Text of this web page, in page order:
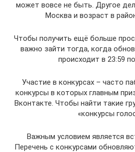
может вовсе не быть. Другое
Москва и возраст в
Чтобы получить ещё больше
важно зайти тогда, когда
происходит в 23:59
Участие в конкурсах – часто
конкурсы в которых главным
Вконтакте. Чтобы найти такие
«конкурсы
Важным условием является
Перечень с конкурсами